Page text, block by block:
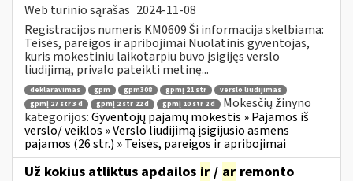
Web turinio sąrašas 2024-11-08
Registracijos numeris KM0609 Ši informacija skelbiama:
Teisės, pareigos ir apribojimai Nuolatinis gyventojas,
kuris mokestiniu laikotarpiu buvo įsigijęs verslo
liudijimą, privalo pateikti metinę...
deklaravimas gpm gpm308 gpmį 21 str
verslo liudijimas
gpmį 27 str 3 d
gpmį 2 str 22 d gpmį 10 str 2 d
Mokesčių žinyno
kategorijos:Gyventojų pajamų mokestis » Pajamos iš
verslo/ veiklos » Verslo liudijimą įsigijusio asmens
pajamos (26 str.) » Teisės, pareigos ir apribojimai
Už kokius atliktus apdailos ir / ar remonto